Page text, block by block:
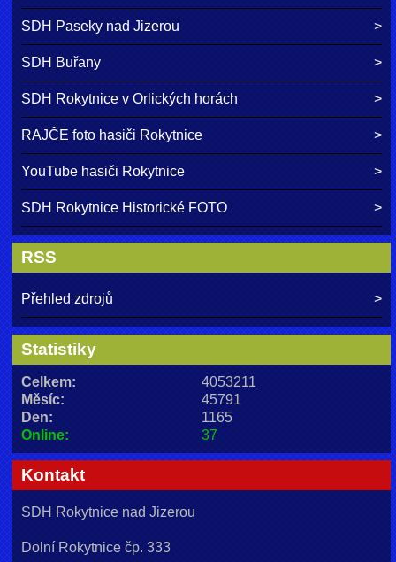
SDH Paseky nad Jizerou
SDH Buřany
SDH Rokytnice v Orlických horách
RAJČE foto hasiči Rokytnice
YouTube hasiči Rokytnice
SDH Rokytnice Historické FOTO
RSS
Přehled zdrojů
Statistiky
Online: 37
Celkem:
4053211
Měsíc:
45791
Den:
1165
Kontakt
SDH Rokytnice nad Jizerou
Dolní Rokytnice čp. 333